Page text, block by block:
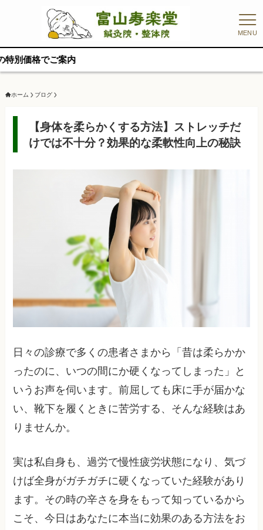
MENU
ホーム ブログ
【身体を柔らかくする方法】ストレッチだ
けでは不十分？効果的な柔軟性向上の秘訣
日々の診療で多くの患者さまから「昔は柔らかか
ったのに、いつの間にか硬くなってしまった」と
いうお声を伺います。前屈しても床に手が届かな
い、靴下を履くときに苦労する、そんな経験はあ
りませんか。
実は私自身も、過労で慢性疲労状態になり、気づ
けば全身がガチガチに硬くなっていた経験があり
ます。その時の辛さを身をもって知っているから
こそ、今日はあなたに本当に効果のある方法をお